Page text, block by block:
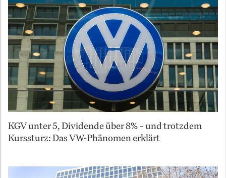
KGV unter 5, Dividende über 8% – und trotzdem
Kurssturz: Das VW-Phänomen erklärt